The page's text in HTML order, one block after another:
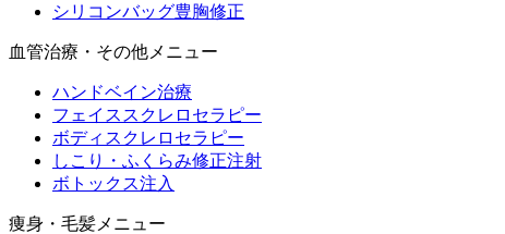
シリコンバッグ豊胸修正
血管治療・その他メニュー
ハンドベイン治療
フェイススクレロセラピー
ボディスクレロセラピー
しこり・ふくらみ修正注射
ボトックス注入
痩身・毛髪メニュー